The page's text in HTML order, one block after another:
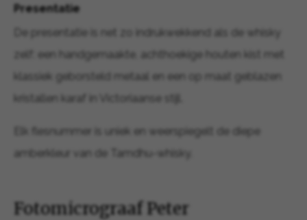
Presentatie
De presentatie is net zo indrukwekkend als de whisky
zelf: een handgemaakte, achthoekige houten kist met
klassiek geborsteld metaal en een op maat geblazen
kristallen karaf in Victoriaanse stijl.
Elk flesnummer is uniek en weerspiegelt de diepe
amberkleur van de Tamdhu-whisky.
Fotomicrograaf Peter